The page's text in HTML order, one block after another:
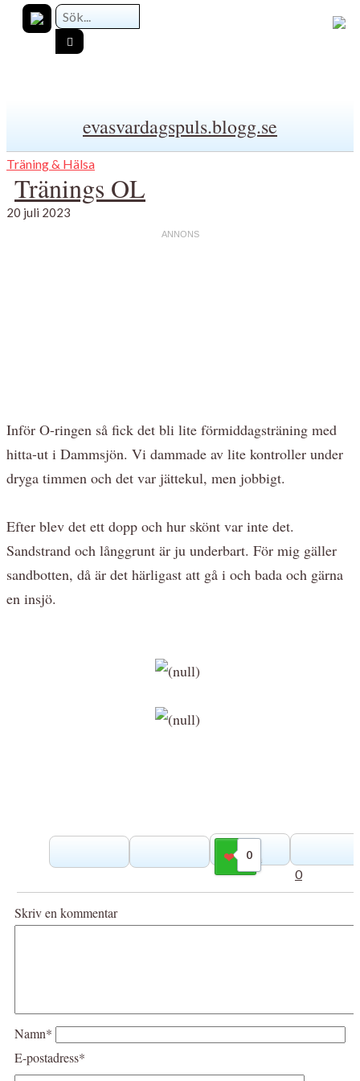
evasvardagspuls.blogg.se
Träning & Hälsa
Tränings OL
20 juli 2023
Inför O-ringen så fick det bli lite förmiddagsträning med
hitta-ut i Dammsjön. Vi dammade av lite kontroller under
dryga timmen och det var jättekul, men jobbigt.
Efter blev det ett dopp och hur skönt var inte det.
Sandstrand och långgrunt är ju underbart. För mig gäller
sandbotten, då är det härligast att gå i och bada och gärna
en insjö.
0
Gilla
0
Skriv en kommentar
Namn*
E-postadress*